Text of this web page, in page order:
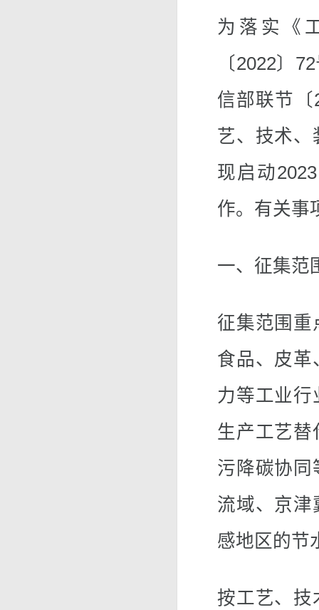
为落实《
〔2022〕
信部联节
艺、技术、
现启动
作。有关事
一、征集范
征集范围重
食品、皮革
力等工业
生产工艺替
污降碳协同
流域、京津
感地区的节
按工艺、技